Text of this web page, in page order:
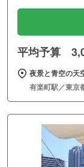
平均予算
夜景と青空の天
有楽町駅／東京